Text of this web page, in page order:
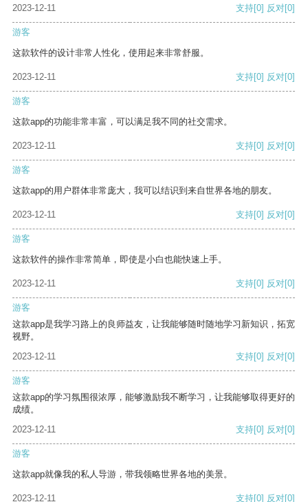
2023-12-11
支持[0] 反对[0]
游客
这款软件的设计非常人性化，使用起来非常舒服。
2023-12-11 支持[0] 反对[0]
游客
这款app的功能非常丰富，可以满足我不同的社交需求。
2023-12-11 支持[0] 反对[0]
游客
这款app的用户群体非常庞大，我可以结识到来自世界各地的朋友。
2023-12-11 支持[0] 反对[0]
游客
这款软件的操作非常简单，即使是小白也能快速上手。
2023-12-11 支持[0] 反对[0]
游客
这款app是我学习路上的良师益友，让我能够随时随地学习新知识，拓宽
视野。
2023-12-11
支持[0] 反对[0]
游客
这款app的学习氛围很浓厚，能够激励我不断学习，让我能够取得更好的
成绩。
2023-12-11
支持[0] 反对[0]
游客
这款app就像我的私人导游，带我领略世界各地的美景。
2023-12-11 支持[0] 反对[0]